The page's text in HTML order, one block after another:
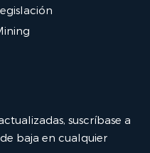
suscríbase a
baja en cualquier